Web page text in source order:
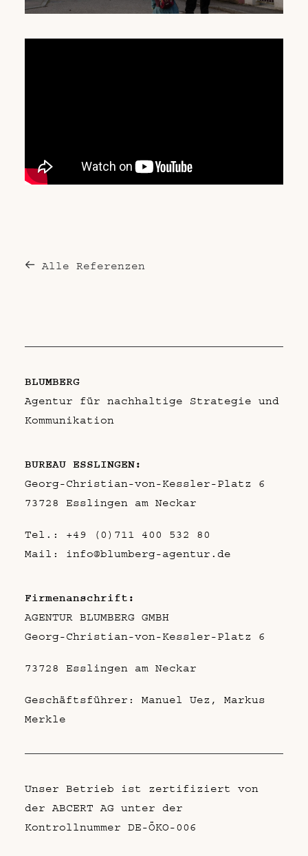
Alle Referenzen
BLUMBERG
Agentur für nachhaltige Strategie und
Kommunikation
BUREAU ESSLINGEN:
Georg-Christian-von-Kessler-Platz 6
73728 Esslingen am Neckar
Tel.: +49 (0)711 400 532 80
Mail: info@blumberg-agentur.de
Firmenanschrift:
AGENTUR BLUMBERG GMBH
Georg-Christian-von-Kessler-Platz 6
73728 Esslingen am Neckar
Geschäftsführer: Manuel Uez, Markus
Merkle
Unser Betrieb ist zertifiziert von
der ABCERT AG unter der
Kontrollnummer DE-ÖKO-006